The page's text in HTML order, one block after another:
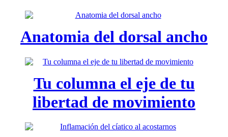
Anatomia del dorsal ancho
Tu columna el eje de tu
libertad de movimiento